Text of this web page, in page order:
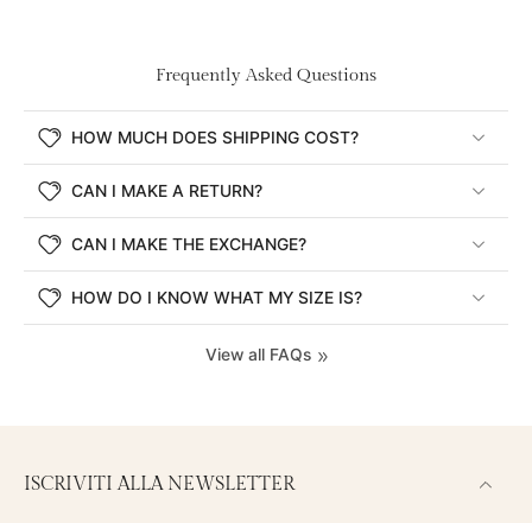
Frequently Asked Questions
HOW MUCH DOES SHIPPING COST?
CAN I MAKE A RETURN?
CAN I MAKE THE EXCHANGE?
HOW DO I KNOW WHAT MY SIZE IS?
View all FAQs
ISCRIVITI ALLA NEWSLETTER